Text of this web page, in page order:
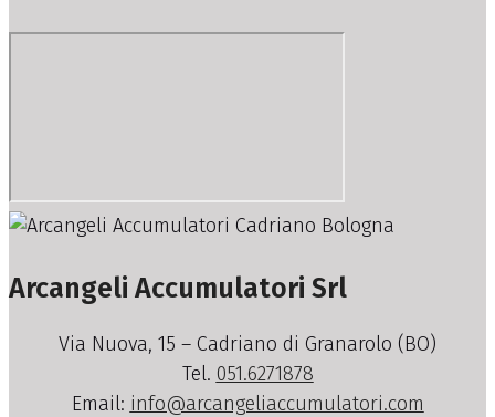
Arcangeli Accumulatori Srl
Via Nuova, 15 – Cadriano di Granarolo (BO)
Tel. 051.6271878
Email: info@arcangeliaccumulatori.com